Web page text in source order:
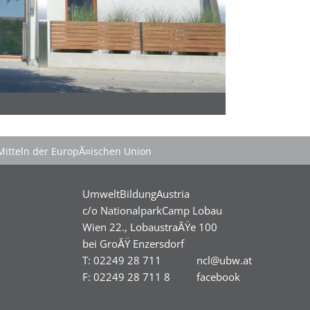
der EuropĂ¤ischen Union
UmweltBildungAustria
c/o NationalparkCamp Lobau
Wien 22., LobaustraĂŸe 100
bei GroĂŸ Enzersdorf
T: 02249 28 711
ncl@ubw.at
F: 02249 28 711 8
facebook